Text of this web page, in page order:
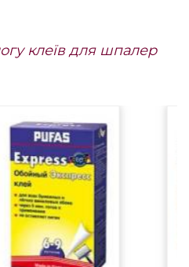
клеїв для шпалер